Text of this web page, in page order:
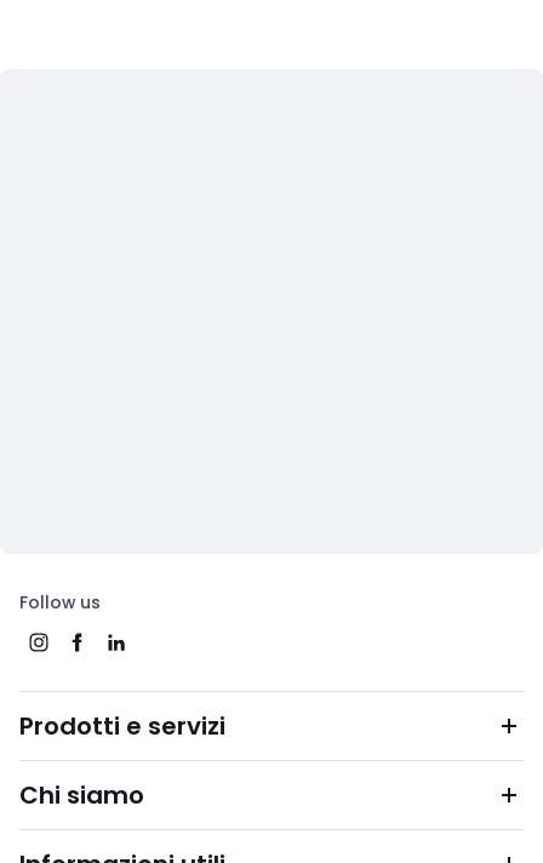
Follow us
Prodotti e servizi
Chi siamo